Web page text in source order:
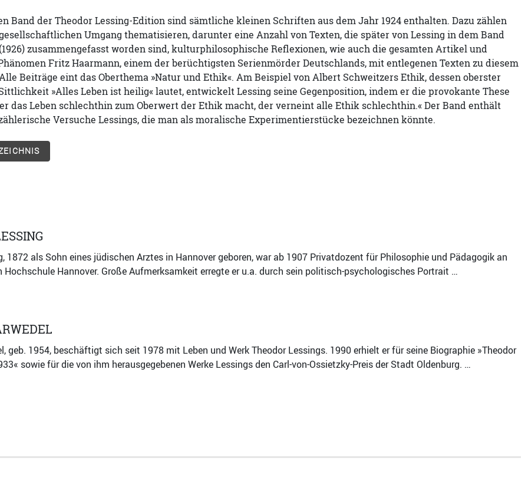
Band der Theodor Lessing-Edition sind sämtliche kleinen Schriften aus dem Jahr 1924 enthalten. Dazu zählen
Umgang thematisieren, darunter eine Anzahl von Texten, die später von Lessing in dem Band
zusammengefasst worden sind, kulturphilosophische Reflexionen, wie auch die gesamten Artikel und
Fritz Haarmann, einem der berüchtigsten Serienmörder Deutschlands, mit entlegenen Texten zu diesem
Beiträge eint das Oberthema »Natur und Ethik«. Am Beispiel von Albert Schweitzers Ethik, dessen oberster
»Alles Leben ist heilig« lautet, entwickelt Lessing seine Gegenposition, indem er die provokante These
das Leben schlechthin zum Oberwert der Ethik macht, der verneint alle Ethik schlechthin.« Der Band enthält
Versuche Lessings, die man als moralische Experimentierstücke bezeichnen könnte.
1872 als Sohn eines jüdischen Arztes in Hannover geboren, war ab 1907 Privatdozent für Philosophie und Pädagogik an
Hochschule Hannover. Große Aufmerksamkeit erregte er u.a. durch sein politisch-psychologisches Portrait …
geb. 1954, beschäftigt sich seit 1978 mit Leben und Werk Theodor Lessings. 1990 erhielt er für seine Biographie »Theodor
sowie für die von ihm herausgegebenen Werke Lessings den Carl-von-Ossietzky-Preis der Stadt Oldenburg. …